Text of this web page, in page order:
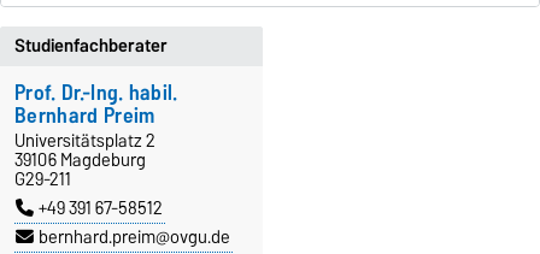
Studienfachberater
Prof. Dr.-Ing. habil.
Bernhard Preim
Universitätsplatz 2
39106 Magdeburg
G29-211
+49 391 67-58512
bernhard.preim@ovgu.de